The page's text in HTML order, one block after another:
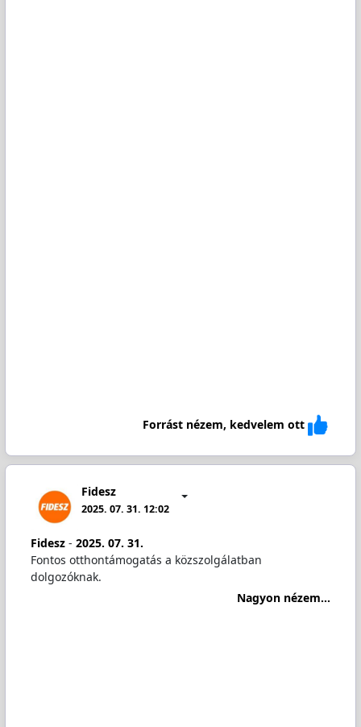
Forrást nézem, kedvelem ott
Fidesz
2025. 07. 31. 12:02
Fidesz- 2025. 07. 31.
Fontos otthontámogatás a közszolgálatban
dolgozóknak.
Nagyon nézem...